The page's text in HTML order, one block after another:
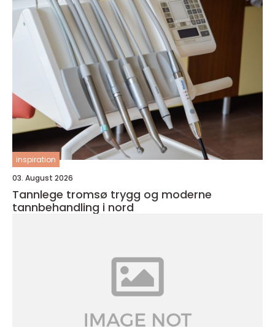
inspiration
03. August 2026
Tannlege tromsø trygg og moderne
tannbehandling i nord